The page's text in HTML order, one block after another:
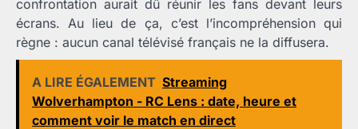
confrontation aurait dû réunir les fans devant leurs
écrans. Au lieu de ça, c’est l’incompréhension qui
règne : aucun canal télévisé français ne la diffusera.
A LIRE ÉGALEMENT Streaming
Wolverhampton - RC Lens : date, heure et
comment voir le match en direct